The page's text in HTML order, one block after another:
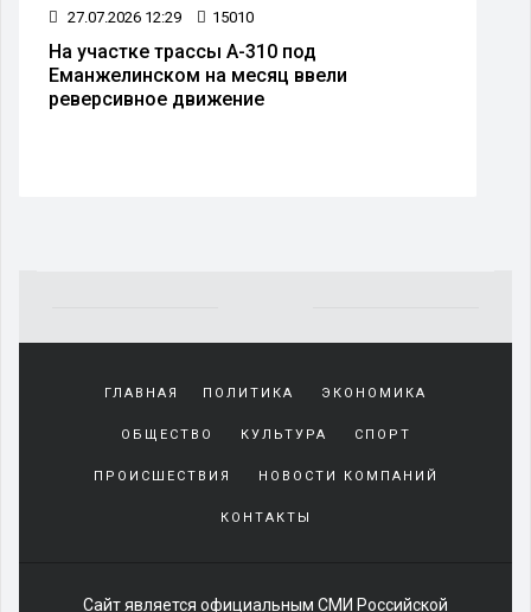
27.07.2026 12:29 15010
На участке трассы А-310 под
Еманжелинском на месяц ввели
реверсивное движение
sürekli
beraber
geçirerek
harcadığı
ГЛАВНАЯ ПОЛИТИКА ЭКОНОМИКА
ОБЩЕСТВО КУЛЬТУРА СПОРТ
ПРОИСШЕСТВИЯ НОВОСТИ КОМПАНИЙ
КОНТАКТЫ
Сайт является официальным СМИ Российской